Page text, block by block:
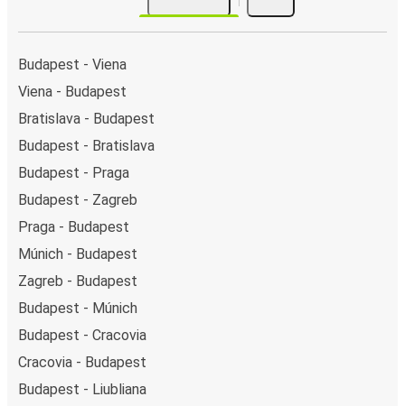
Budapest - Viena
Viena - Budapest
Bratislava - Budapest
Budapest - Bratislava
Budapest - Praga
Budapest - Zagreb
Praga - Budapest
Múnich - Budapest
Zagreb - Budapest
Budapest - Múnich
Budapest - Cracovia
Cracovia - Budapest
Budapest - Liubliana